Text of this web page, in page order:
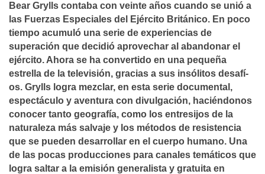
Bear Grylls contaba con veinte años cuando se unió a
las Fuerzas Especiales del Ejército Británico. En poco
tiempo acumuló una serie de experiencias de
superación que decidió aprovechar al abandonar el
ejército. Ahora se ha convertido en una pequeña
estrella de la televisión, gracias a sus insólitos desafí­
os. Grylls logra mezclar, en esta serie documental,
espectáculo y aventura con divulgación, haciéndonos
conocer tanto geografí­a, como los entresijos de la
naturaleza más salvaje y los métodos de resistencia
que se pueden desarrollar en el cuerpo humano. Una
de las pocas producciones para canales temáticos que
logra saltar a la emisión generalista y gratuita en